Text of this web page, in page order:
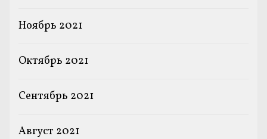
Ноябрь 2021
Октябрь 2021
Сентябрь 2021
Август 2021